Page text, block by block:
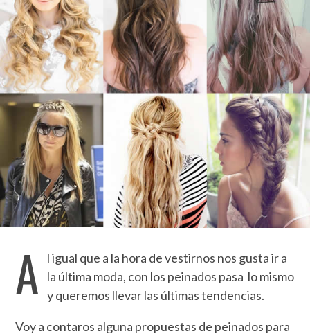
A
l igual que a la hora de vestirnos nos gusta ir a
la última moda, con los peinados pasa lo mismo
y queremos llevar las últimas tendencias.
Voy a contaros alguna propuestas de peinados para